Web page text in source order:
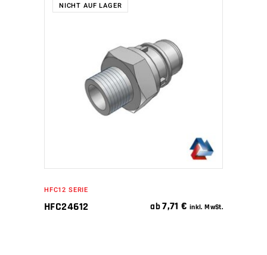
NICHT AUF LAGER
WEITERLESEN
HFC12 SERIE
HFC24612 ab7,71€ inkl. MwSt.